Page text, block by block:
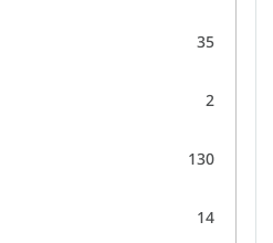
35
2
130
14